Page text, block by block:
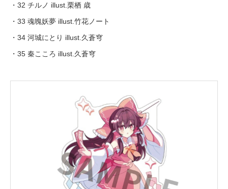
・32 チルノ illust.栗栖 歳
・33 魂魄妖夢 illust.竹花ノート
・34 河城にとり illust.久蒼穹
・35 秦こころ illust.久蒼穹